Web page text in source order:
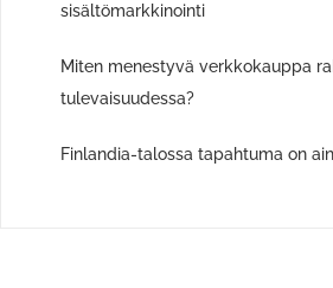
sisältömarkkinointi
Miten menestyvä verkkokauppa
tulevaisuudessa?
Finlandia-talossa tapahtuma on